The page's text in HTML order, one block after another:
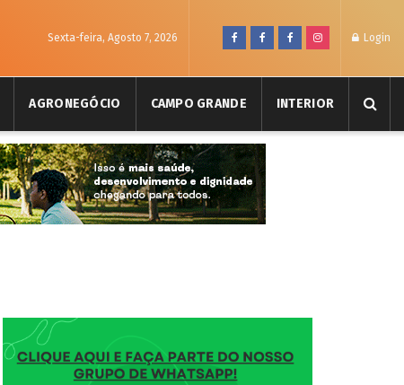
Sexta-feira, Agosto 7, 2026 Login
AGRONEGÓCIO CAMPO GRANDE INTERIOR